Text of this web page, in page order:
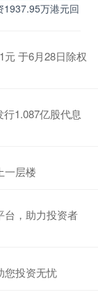
万港元回
元 于6月28日除权
1.087亿股代息
一层楼
台，助力投资者
您投资无忧